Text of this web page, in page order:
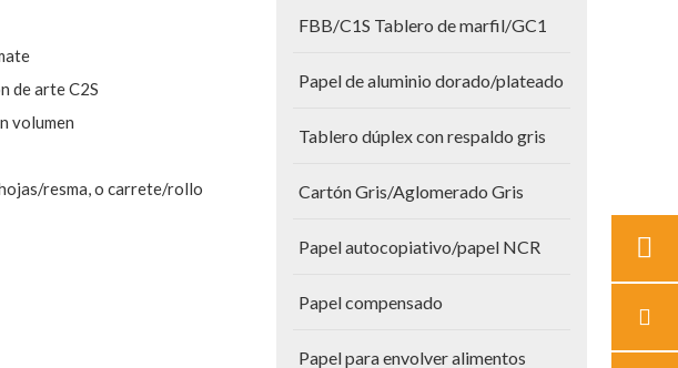
de arte C2S
volumen
resma, o carrete/rollo
FBB/C1S Tablero de marfil/GC1
Papel de aluminio dorado/plateado
Tablero dúplex con respaldo gris
Cartón Gris/Aglomerado Gris
Papel autocopiativo/papel NCR
Papel compensado
Papel para envolver alimentos